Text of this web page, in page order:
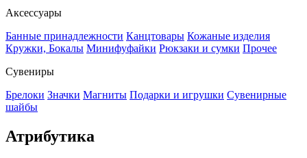
Аксессуары
Банные принадлежности Канцтовары Кожаные изделия
Кружки, Бокалы Минифуфайки Рюкзаки и сумки Прочее
Сувениры
Брелоки Значки Магниты Подарки и игрушки Сувенирные
шайбы
Атрибутика